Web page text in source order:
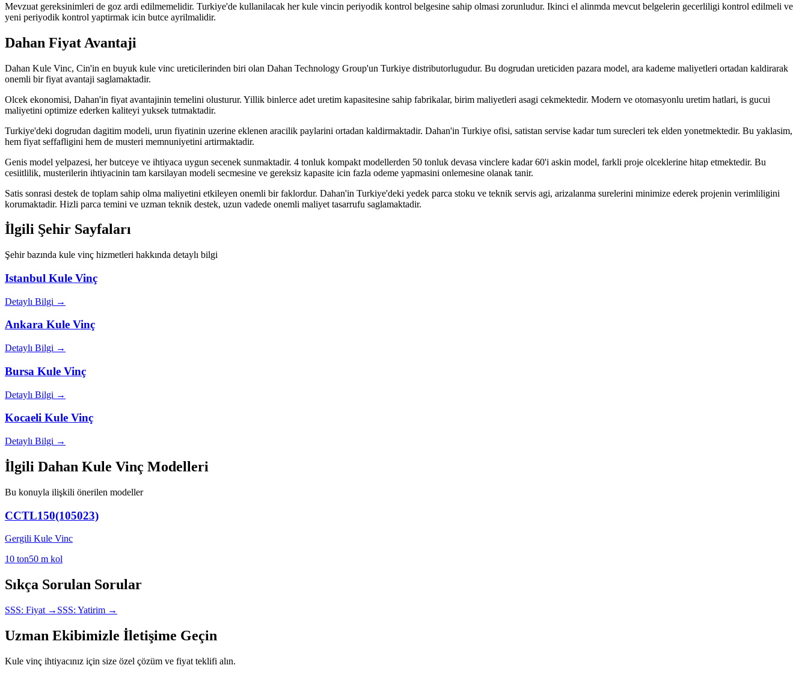
Mevzuat gereksinimleri de goz ardi edilmemelidir. Turkiye'de kullanilacak her kule vincin periyodik kontrol belgesine sahip olmasi zorunludur. Ikinci el alinmda mevcut belgelerin gecerliligi kontrol edilmeli ve
yeni periyodik kontrol yaptirmak icin butce ayrilmalidir.
Dahan Fiyat Avantaji
Dahan Kule Vinc, Cin'in en buyuk kule vinc ureticilerinden biri olan Dahan Technology Group'un Turkiye distributorlugudur. Bu dogrudan ureticiden pazara model, ara kademe maliyetleri ortadan kaldirarak
onemli bir fiyat avantaji saglamaktadir.
Olcek ekonomisi, Dahan'in fiyat avantajinin temelini olusturur. Yillik binlerce adet uretim kapasitesine sahip fabrikalar, birim maliyetleri asagi cekmektedir. Modern ve otomasyonlu uretim hatlari, is gucui
maliyetini optimize ederken kaliteyi yuksek tutmaktadir.
Turkiye'deki dogrudan dagitim modeli, urun fiyatinin uzerine eklenen aracilik paylarini ortadan kaldirmaktadir. Dahan'in Turkiye ofisi, satistan servise kadar tum surecleri tek elden yonetmektedir. Bu yaklasim,
hem fiyat seffafligini hem de musteri memnuniyetini artirmaktadir.
Genis model yelpazesi, her butceye ve ihtiyaca uygun secenek sunmaktadir. 4 tonluk kompakt modellerden 50 tonluk devasa vinclere kadar 60'i askin model, farkli proje olceklerine hitap etmektedir. Bu
cesiitlilik, musterilerin ihtiyacinin tam karsilayan modeli secmesine ve gereksiz kapasite icin fazla odeme yapmasini onlemesine olanak tanir.
Satis sonrasi destek de toplam sahip olma maliyetini etkileyen onemli bir faklordur. Dahan'in Turkiye'deki yedek parca stoku ve teknik servis agi, arizalanma surelerini minimize ederek projenin verimliligini
korumaktadir. Hizli parca temini ve uzman teknik destek, uzun vadede onemli maliyet tasarrufu saglamaktadir.
İlgili Şehir Sayfaları
Şehir bazında kule vinç hizmetleri hakkında detaylı bilgi
Istanbul Kule Vinç
Detaylı Bilgi →
Ankara Kule Vinç
Detaylı Bilgi →
Bursa Kule Vinç
Detaylı Bilgi →
Kocaeli Kule Vinç
Detaylı Bilgi →
İlgili Dahan Kule Vinç Modelleri
Bu konuyla ilişkili önerilen modeller
CCTL150(105023)
Gergili Kule Vinc
10 ton50 m kol
Sıkça Sorulan Sorular
SSS: Fiyat → SSS: Yatirim →
Uzman Ekibimizle İletişime Geçin
Kule vinç ihtiyacınız için size özel çözüm ve fiyat teklifi alın.